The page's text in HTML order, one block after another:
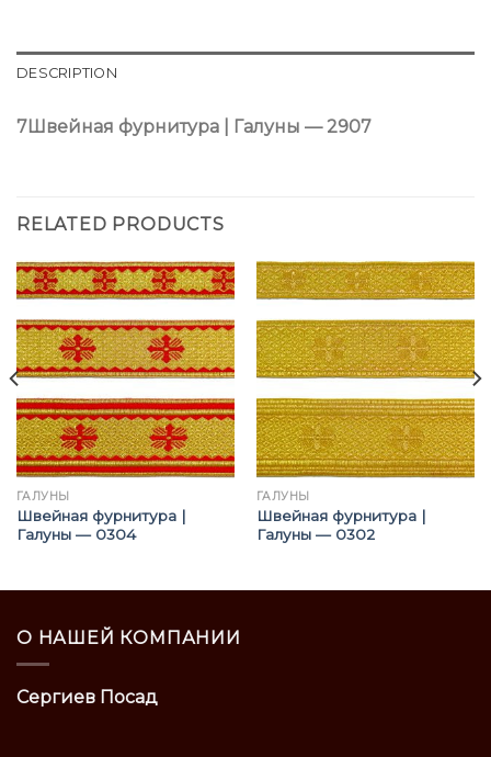
DESCRIPTION
7Швейная фурнитура | Галуны — 2907
RELATED PRODUCTS
ГАЛУНЫ
Швейная фурнитура |
Галуны — 0304
ГАЛУНЫ
Швейная фурнитура |
Галуны — 0302
О НАШЕЙ КОМПАНИИ
Сергиев Посад